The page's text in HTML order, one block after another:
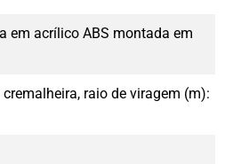
em acrílico ABS montada em
raio de viragem (m):